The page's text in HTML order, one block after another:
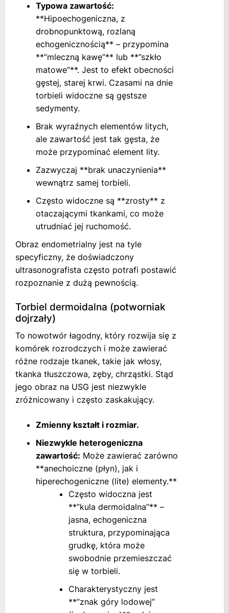
Typowa zawartość:
**Hipoechogeniczna, z
drobnopunktową, rozlaną
echogenicznością** – przypomina
**”mleczną kawę”** lub **”szkło
matowe”**. Jest to efekt obecności
gęstej, starej krwi. Czasami na dnie
torbieli widoczne są gęstsze
sedymenty.
Brak wyraźnych elementów litych,
ale zawartość jest tak gęsta, że
może przypominać element lity.
Zazwyczaj **brak unaczynienia**
wewnątrz samej torbieli.
Często widoczne są **zrosty** z
otaczającymi tkankami, co może
utrudniać jej ruchomość.
Obraz endometrialny jest na tyle
specyficzny, że doświadczony
ultrasonografista często potrafi postawić
rozpoznanie z dużą pewnością.
Torbiel dermoidalna (potworniak
dojrzały)
To nowotwór łagodny, który rozwija się z
komórek rozrodczych i może zawierać
różne rodzaje tkanek, takie jak włosy,
tkanka tłuszczowa, zęby, chrząstki. Stąd
jego obraz na USG jest niezwykle
zróżnicowany i często zaskakujący.
Zmienny kształt i rozmiar.
Niezwykle heterogeniczna
zawartość: Może zawierać zarówno
**anechoiczne (płyn), jak i
hiperechogeniczne (lite) elementy.**
Często widoczna jest
**”kula dermoidalna”** –
jasna, echogeniczna
struktura, przypominająca
grudkę, która może
swobodnie przemieszczać
się w torbieli.
Charakterystyczny jest
**”znak góry lodowej”